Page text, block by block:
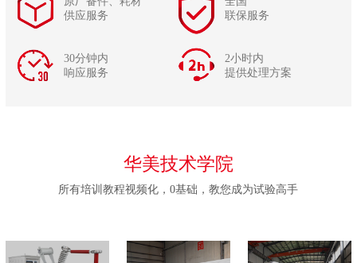
供应服务
联保服务
30分钟内
响应服务
2小时内
提供处理方案
华美技术学院
所有培训教程视频化，0基础，教您成为试验高手